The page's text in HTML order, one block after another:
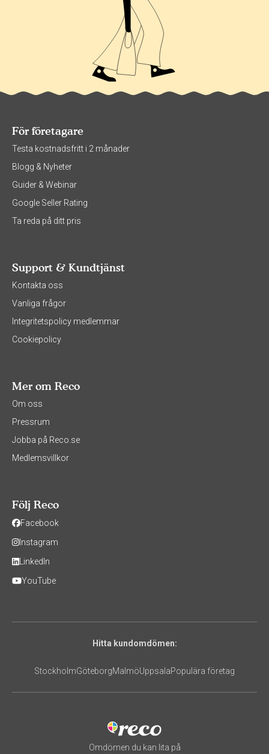
För företagare
Testa kostnadsfritt i 2 månader
Blogg & Nyheter
Guider & Webinar
Google Seller Rating
Ta reda på ditt pris
Support & Kundtjänst
Kontakta oss
Vanliga frågor
Integritetspolicy medlemmar
Cookiepolicy
Mer om Reco
Om oss
Pressrum
Jobba på Reco.se
Medlemsvillkor
Följ Reco
Facebook
Instagram
LinkedIn
YouTube
Hitta kundomdömen:
StockholmGöteborgMalmöUppsalaPopulära företag
Omdömen du kan lita på